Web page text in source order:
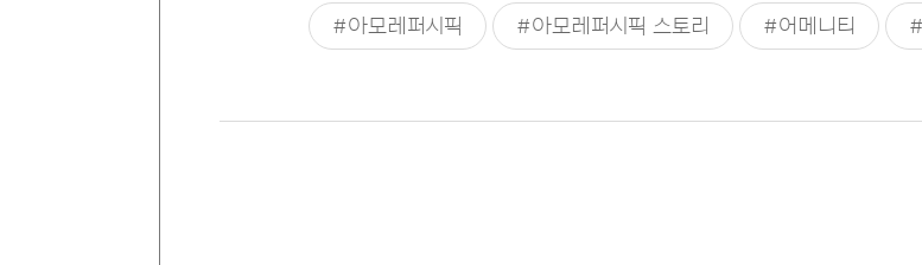
#아모레퍼시픽 #아모레퍼시픽 스토리 #어메니티